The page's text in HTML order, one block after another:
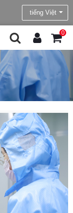
tiếng Việt
0